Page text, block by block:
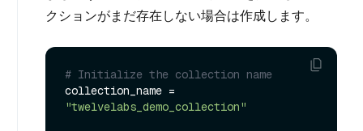
クションがまだ存在しない場合は作成します。
# Initialize the collection name
"twelvelabs_demo_collection"